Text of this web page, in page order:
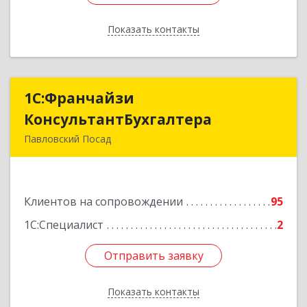
Показать контакты
Назад
1С:Франчайзи
КонсультантБухгалтера
Павловский Посад
Клиентов на сопровождении
95
1С:Специалист
2
Отправить заявку
Показать контакты
КонсультантБухгалтера
Подробнее
Отправить заявку
Назад